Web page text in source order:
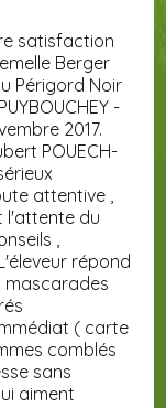
satisfaction
Berger
Périgord Noir
-
2017.
POUECH-
attentive ,
l'attente du
,
répond
mascarades
( carte
comblés
sans
aiment